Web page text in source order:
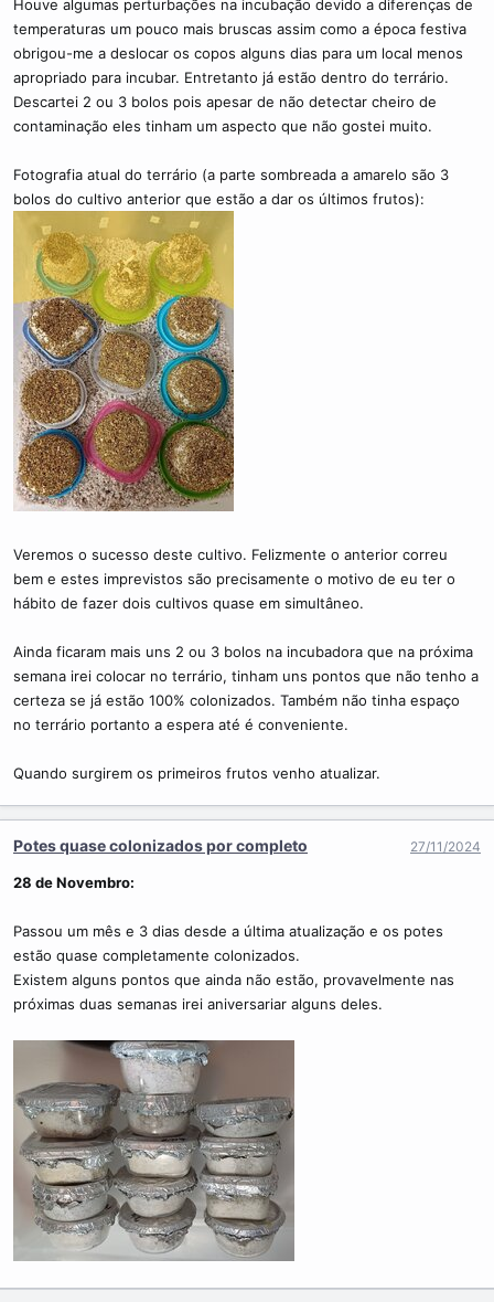
Houve algumas perturbações na incubação devido a diferenças de
temperaturas um pouco mais bruscas assim como a época festiva
obrigou-me a deslocar os copos alguns dias para um local menos
apropriado para incubar. Entretanto já estão dentro do terrário.
Descartei 2 ou 3 bolos pois apesar de não detectar cheiro de
contaminação eles tinham um aspecto que não gostei muito.
Fotografia atual do terrário (a parte sombreada a amarelo são 3
bolos do cultivo anterior que estão a dar os últimos frutos):
Veremos o sucesso deste cultivo. Felizmente o anterior correu
bem e estes imprevistos são precisamente o motivo de eu ter o
hábito de fazer dois cultivos quase em simultâneo.
Ainda ficaram mais uns 2 ou 3 bolos na incubadora que na próxima
semana irei colocar no terrário, tinham uns pontos que não tenho a
certeza se já estão 100% colonizados. Também não tinha espaço
no terrário portanto a espera até é conveniente.
Quando surgirem os primeiros frutos venho atualizar.
Potes quase colonizados por completo 27/11/2024
28 de Novembro:
Passou um mês e 3 dias desde a última atualização e os potes
estão quase completamente colonizados.
Existem alguns pontos que ainda não estão, provavelmente nas
próximas duas semanas irei aniversariar alguns deles.